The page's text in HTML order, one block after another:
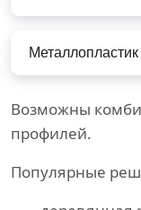
Металлопластик
Возможны
профилей.
Популярные